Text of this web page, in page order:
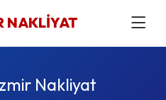
NAKLİYAT
Nakliyat